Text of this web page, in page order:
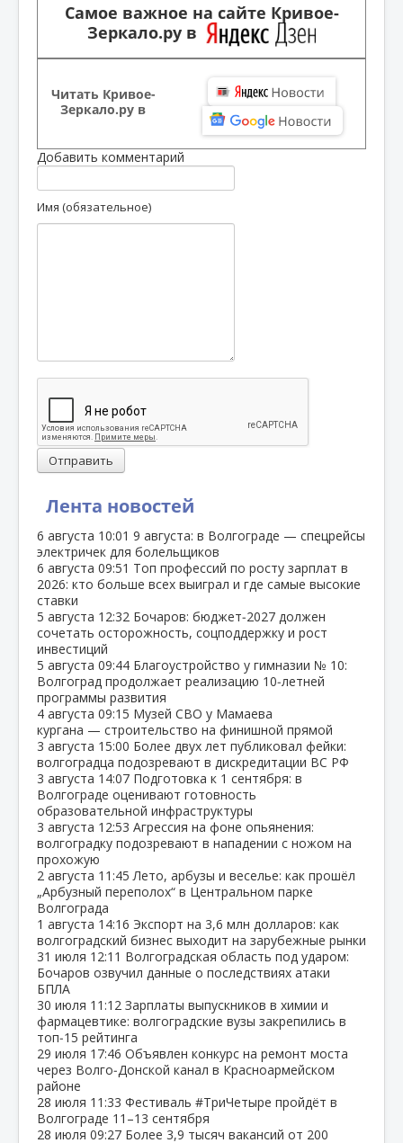
Лента новостей
6 августа 10:01 9 августа: в Волгограде — спецрейсы
электричек для болельщиков
6 августа 09:51 Топ профессий по росту зарплат в
2026: кто больше всех выиграл и где самые высокие
ставки
5 августа 12:32 Бочаров: бюджет‑2027 должен
сочетать осторожность, соцподдержку и рост
инвестиций
5 августа 09:44 Благоустройство у гимназии № 10:
Волгоград продолжает реализацию 10‑летней
программы развития
4 августа 09:15 Музей СВО у Мамаева
кургана — строительство на финишной прямой
3 августа 15:00 Более двух лет публиковал фейки:
волгоградца подозревают в дискредитации ВС РФ
3 августа 14:07 Подготовка к 1 сентября: в
Волгограде оценивают готовность
образовательной инфраструктуры
3 августа 12:53 Агрессия на фоне опьянения:
волгоградку подозревают в нападении с ножом на
прохожую
2 августа 11:45 Лето, арбузы и веселье: как прошёл
„Арбузный переполох“ в Центральном парке
Волгограда
1 августа 14:16 Экспорт на 3,6 млн долларов: как
волгоградский бизнес выходит на зарубежные рынки
31 июля 12:11 Волгоградская область под ударом:
Бочаров озвучил данные о последствиях атаки
БПЛА
30 июля 11:12 Зарплаты выпускников в химии и
фармацевтике: волгоградские вузы закрепились в
топ‑15 рейтинга
29 июля 17:46 Объявлен конкурс на ремонт моста
через Волго‑Донской канал в Красноармейском
районе
28 июля 11:33 Фестиваль #ТриЧетыре пройдёт в
Волгограде 11–13 сентября
28 июля 09:27 Более 3,9 тысяч вакансий от 200
Самое важное на сайте Кривое-
Зеркало.ру в
Читать Кривое-
Зеркало.ру в
Добавить комментарий
Имя (обязательное)
Отправить